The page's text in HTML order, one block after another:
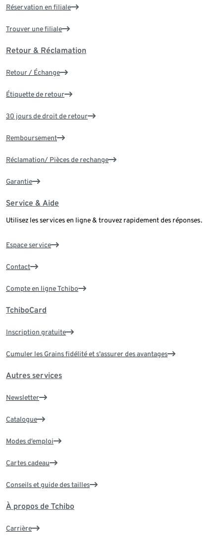
Réservation en filiale
Trouver une filiale
Retour & Réclamation
Retour / Échange
Étiquette de retour
30 jours de droit de retour
Remboursement
Réclamation/ Pièces de rechange
Garantie
Service & Aide
Utilisez les services en ligne & trouvez rapidement des réponses.
Espace service
Contact
Compte en ligne Tchibo
TchiboCard
Inscription gratuite
Cumuler les Grains fidélité et s'assurer des avantages
Autres services
Newsletter
Catalogue
Modes d’emploi
Cartes cadeau
Conseils et guide des tailles
À propos de Tchibo
Carrière